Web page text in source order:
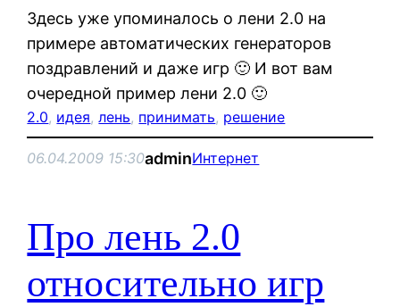
Здесь уже упоминалось о лени 2.0 на
примере автоматических генераторов
поздравлений и даже игр 🙂 И вот вам
очередной пример лени 2.0 🙂
2.0, идея, лень, принимать, решение
06.04.2009 15:30adminИнтернет
Про лень 2.0
относительно игр